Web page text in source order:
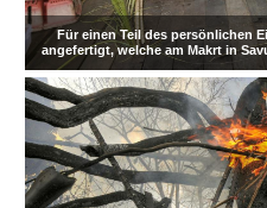
Für einen Teil des persönlichen
angefertigt, welche am Makrt in